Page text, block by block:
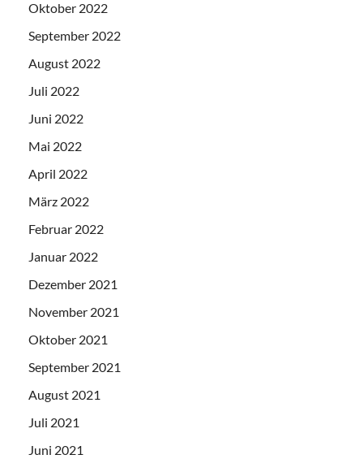
Oktober 2022
September 2022
August 2022
Juli 2022
Juni 2022
Mai 2022
April 2022
März 2022
Februar 2022
Januar 2022
Dezember 2021
November 2021
Oktober 2021
September 2021
August 2021
Juli 2021
Juni 2021